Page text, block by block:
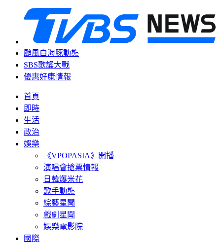
颱風白海豚動態
SBS歌謠大戰
優惠好康情報
首頁
即時
生活
政治
娛樂
《VPOPASIA》開播
演唱會搶票情報
日韓爆米花
歌手動態
綜藝星聞
戲劇星聞
娛樂電影院
國際